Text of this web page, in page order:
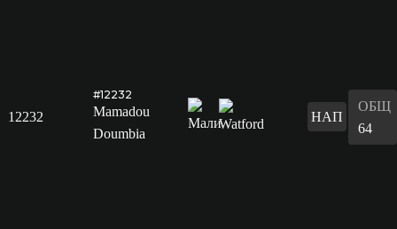
12232
#12232
Mamadou
Doumbia
НАП
ОБЩ
64